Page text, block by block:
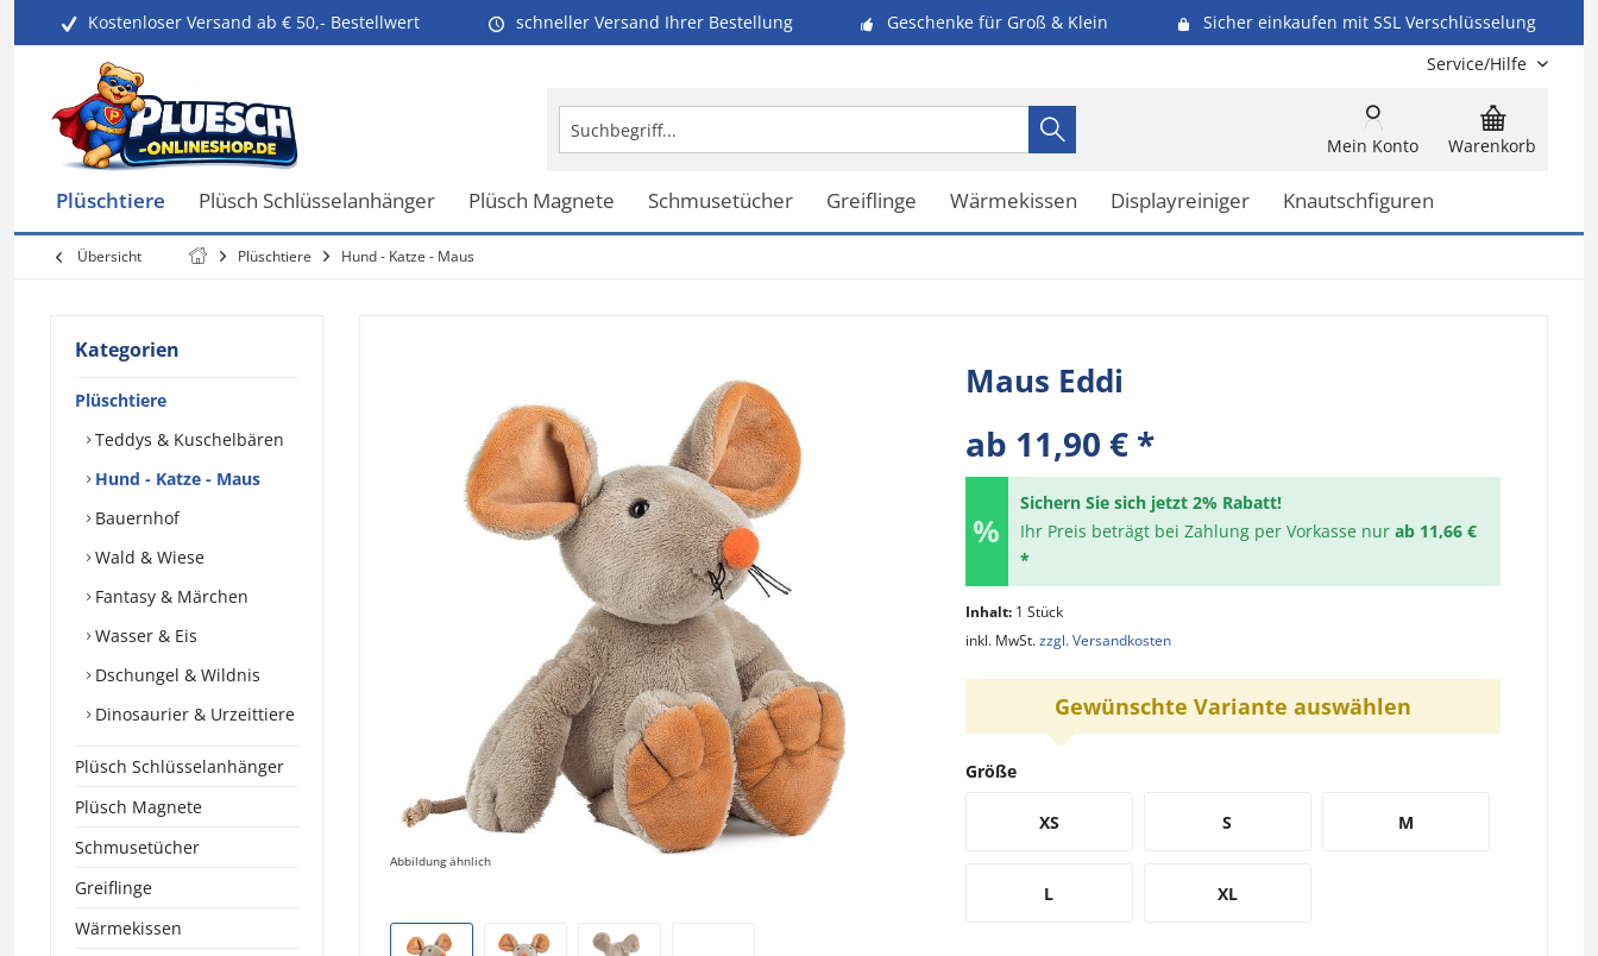
Kostenloser Versand ab € 50,- Bestellwert schneller Versand Ihrer Bestellung Geschenke für Groß & Klein
Sicher einkaufen mit SSL Verschlüsselung
Service/Hilfe
Warenkorb
Mein Konto
Plüschtiere Plüsch Schlüsselanhänger Plüsch Magnete Schmusetücher Greiflinge Wärmekissen Displayreiniger Knautschfiguren
Übersicht Plüschtiere Hund - Katze - Maus
Kategorien
Plüschtiere
Teddys & Kuschelbären
Hund - Katze - Maus
Bauernhof
Wald & Wiese
Fantasy & Märchen
Wasser & Eis
Dschungel & Wildnis
Dinosaurier & Urzeittiere
Plüsch Schlüsselanhänger
Plüsch Magnete
Schmusetücher
Greiflinge
Wärmekissen
Abbildung ähnlich
Maus Eddi
ab 11,90 € *
Sichern Sie sich jetzt 2% Rabatt!
Ihr Preis beträgt bei Zahlung per Vorkasse nur ab 11,66 €
*
Inhalt: 1 Stück
inkl. MwSt.zzgl. Versandkosten
Gewünschte Variante auswählen
Größe
XS S M
L XL